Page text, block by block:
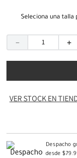
Seleciona una talla
＋
－
VER STOCK EN
Despacho
desde